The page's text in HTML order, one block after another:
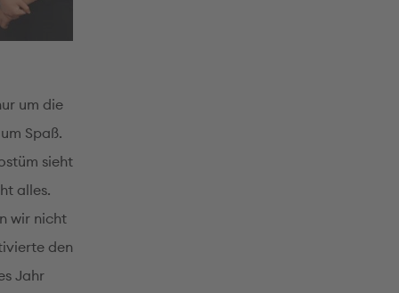
um die
Spaß.
sieht
alles.
wir nicht
den
Jahr